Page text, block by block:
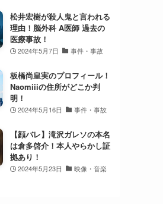
松井宏樹が殺人鬼と言われる
理由！脳外科 A医師 過去の
医療事故！
2024年5月7日 事件・事故
板橋尚皇実のプロフィール！
Naomiiiの住所がどこか判
明！
2024年5月16日 事件・事故
【顔バレ】滝沢ガレソの本名
は倉多啓介！本人やらかし証
拠あり！
2024年5月23日 映像・音楽